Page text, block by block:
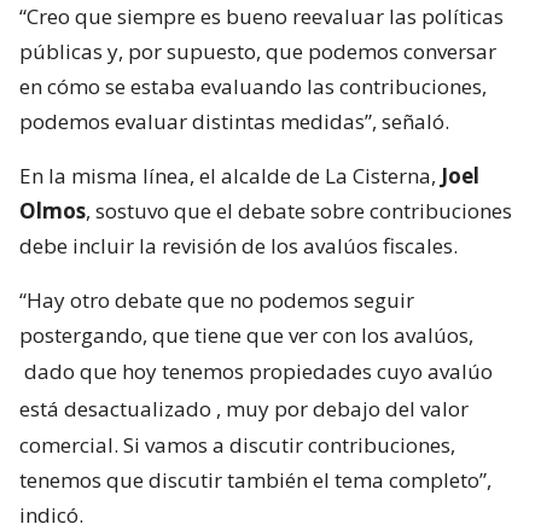
“Creo que siempre es bueno reevaluar las políticas
públicas y, por supuesto, que podemos conversar
en cómo se estaba evaluando las contribuciones,
podemos evaluar distintas medidas”, señaló.
En la misma línea, el alcalde de La Cisterna, Joel
Olmos, sostuvo que el debate sobre contribuciones
debe incluir la revisión de los avalúos fiscales.
“Hay otro debate que no podemos seguir
postergando, que tiene que ver con los avalúos,
dado que hoy tenemos propiedades cuyo avalúo
está desactualizado , muy por debajo del valor
comercial. Si vamos a discutir contribuciones,
tenemos que discutir también el tema completo”,
indicó.